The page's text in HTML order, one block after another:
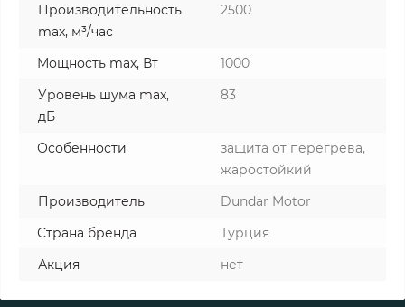
Производительность
max, м³/час
2500
Мощность max, Вт
1000
Уровень шума max,
дБ
83
Особенности
защита от перегрева,
жаростойкий
Производитель
Dundar Motor
Страна бренда
Турция
Акция
нет